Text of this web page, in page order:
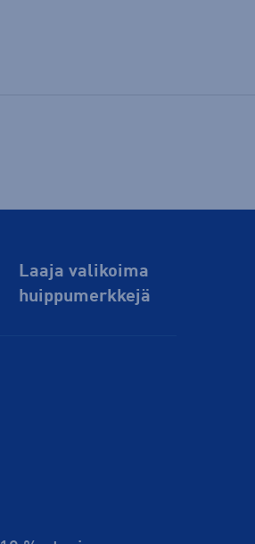
Laaja valikoima
huippu­merkkejä